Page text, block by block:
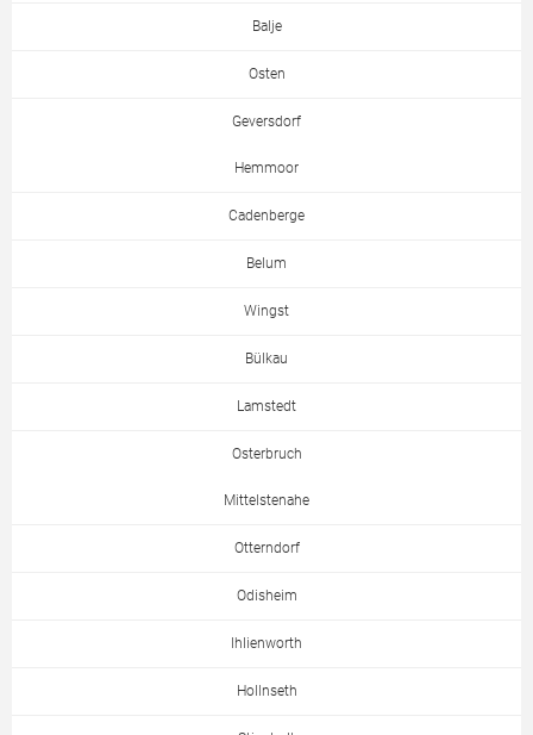
Balje
Osten
Geversdorf
Hemmoor
Cadenberge
Belum
Wingst
Bülkau
Lamstedt
Osterbruch
Mittelstenahe
Otterndorf
Odisheim
Ihlienworth
Hollnseth